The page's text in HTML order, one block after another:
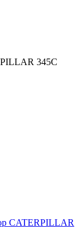
345C